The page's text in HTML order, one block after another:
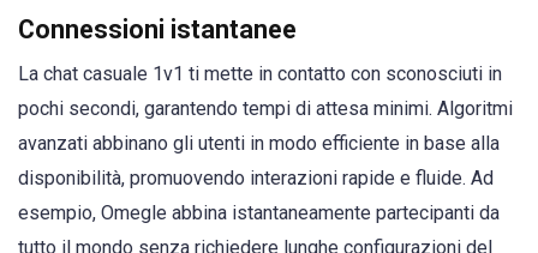
Connessioni istantanee
La chat casuale 1v1 ti mette in contatto con sconosciuti in
pochi secondi, garantendo tempi di attesa minimi. Algoritmi
avanzati abbinano gli utenti in modo efficiente in base alla
disponibilità, promuovendo interazioni rapide e fluide. Ad
esempio, Omegle abbina istantaneamente partecipanti da
tutto il mondo senza richiedere lunghe configurazioni del